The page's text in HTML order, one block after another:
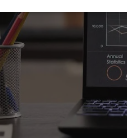
Targetowanie
z podstawowych funkcji strony
cookie nie można prawidłowo korzystać ze
/
przechowywania
Opis